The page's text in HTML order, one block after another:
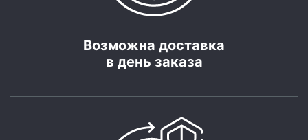
Возможна доставка
в день заказа